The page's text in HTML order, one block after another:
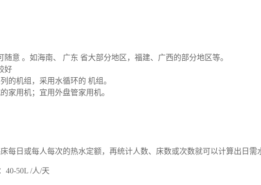
意 。如海南、 广东 省大部分地区，福建、广西的部分地区等。
好
的机组，采用水循环的 机组。
家用机；宜用外盘管家用机。
每日或每人每次的热水定额，再统计人数、床数或次数就可以计算出日
40-50L /人/天